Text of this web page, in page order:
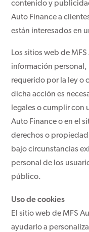
contenido y
Auto Finance a
están interesados ​​en
Los sitios web de
información personal,
requerido por la ley o
dicha acción es
legales o cumplir con
Auto Finance o en el
derechos o propiedad
bajo circunstancias
personal de los
público.
Uso de cookies
El sitio web de MFS
ayudarlo a